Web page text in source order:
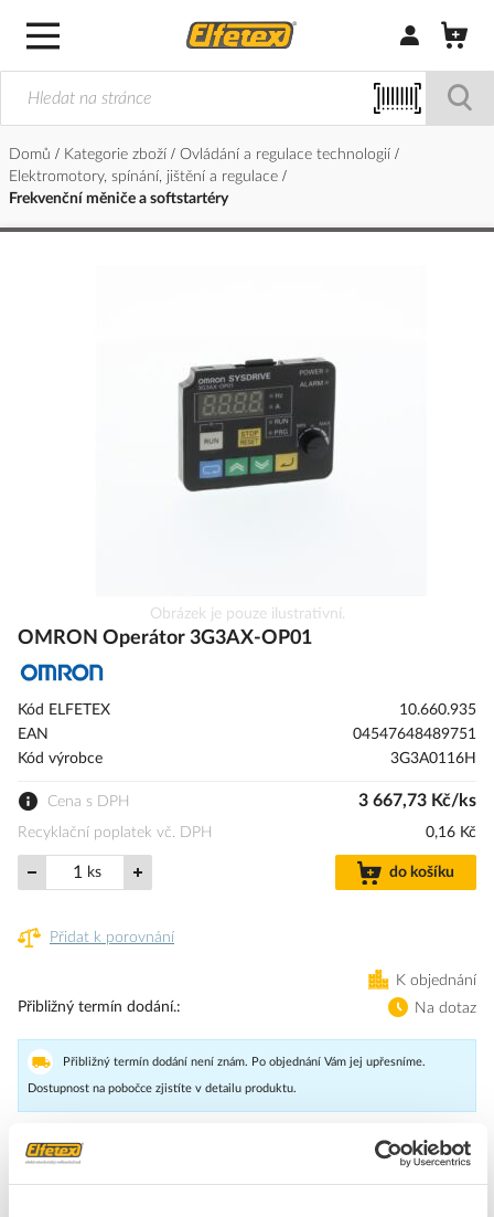
Přihlásit/
Domů Kategorie zboží
Ovládání a regulace technologií
Elektromotory, spínání, jištění a regulace
Frekvenční měniče a softstartéry
na
galerie
s
Obrázek je pouze ilustrativní.
OMRON Operátor 3G3AX-OP01
Kód ELFETEX
10.660.935
EAN
04547648489751
Kód výrobce
3G3A0116H
Cena s DPH 3 667,73 Kč/ks
Recyklační poplatek vč. DPH 0,16 Kč
ks do košíku
Přidat k porovnání
K objednání
Přibližný termín dodání.
Na dotaz
Přibližný termín dodání není znám. Po objednání Vám jej upřesníme.
Dostupnost na pobočce zjistíte v detailu produktu.
Dálkový ovladač s LED Rozváděče, délka kabelu max 3 m